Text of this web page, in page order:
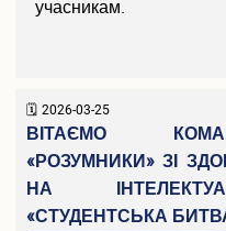
учасникам.
2026-03-25
ВІТАЄМО
«РОЗУМНИКИ» ЗІ
НА
«СТУДЕНТСЬКА